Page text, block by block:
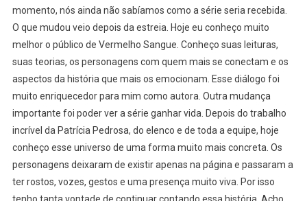
momento, nós ainda não sabíamos como a série seria recebida.
O que mudou veio depois da estreia. Hoje eu conheço muito
melhor o público de Vermelho Sangue. Conheço suas leituras,
suas teorias, os personagens com quem mais se conectam e os
aspectos da história que mais os emocionam. Esse diálogo foi
muito enriquecedor para mim como autora. Outra mudança
importante foi poder ver a série ganhar vida. Depois do trabalho
incrível da Patrícia Pedrosa, do elenco e de toda a equipe, hoje
conheço esse universo de uma forma muito mais concreta. Os
personagens deixaram de existir apenas na página e passaram a
ter rostos, vozes, gestos e uma presença muito viva. Por isso